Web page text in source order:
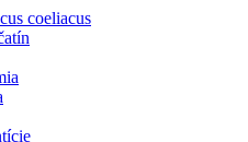
coeliacus